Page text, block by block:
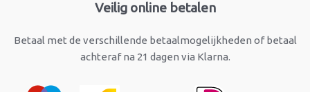
Veilig online betalen
Betaal met de verschillende betaalmogelijkheden of betaal
achteraf na 21 dagen via Klarna.